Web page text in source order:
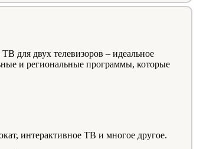
для двух телевизоров – идеальное
и региональные программы, которые
интерактивное ТВ и многое другое.